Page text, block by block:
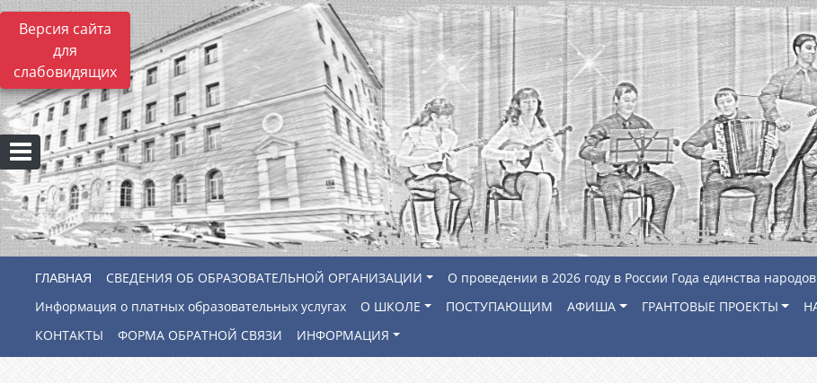
Версия сайта
для
слабовидящих
СВЕДЕНИЯ ОБ ОБРАЗОВАТЕЛЬНОЙ ОРГАНИЗАЦИИ
О проведении в 2026 году в России Года единства
Информация о платных образовательных услугах
О ШКОЛЕ ПОСТУПАЮЩИМ АФИША ГРАНТОВЫЕ ПРОЕКТЫ
КОНТАКТЫ
ФОРМА ОБРАТНОЙ СВЯЗИ ИНФОРМАЦИЯ